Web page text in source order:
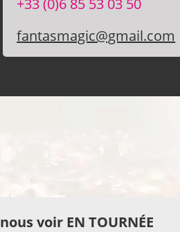
+33 (0)6 85 53 03 50
fantasmagic@gmail.com
voir EN TOURNÉE